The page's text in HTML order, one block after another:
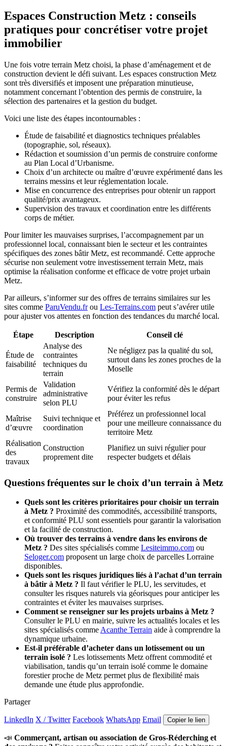
Espaces Construction Metz : conseils
pratiques pour concrétiser votre projet
immobilier
Une fois votre terrain Metz choisi, la phase d’aménagement et de
construction devient le défi suivant. Les espaces construction Metz
sont très diversifiés et imposent une préparation minutieuse,
notamment concernant l’obtention des permis de construire, la
sélection des partenaires et la gestion du budget.
Voici une liste des étapes incontournables :
Étude de faisabilité et diagnostics techniques préalables
(topographie, sol, réseaux).
Rédaction et soumission d’un permis de construire conforme
au Plan Local d’Urbanisme.
Choix d’un architecte ou maître d’œuvre expérimenté dans les
terrains messins et leur réglementation locale.
Mise en concurrence des entreprises pour obtenir un rapport
qualité/prix avantageux.
Supervision des travaux et coordination entre les différents
corps de métier.
Pour limiter les mauvaises surprises, l’accompagnement par un
professionnel local, connaissant bien le secteur et les contraintes
spécifiques des zones bâtir Metz, est recommandé. Cette approche
sécurise non seulement votre investissement terrain Metz, mais
optimise la réalisation conforme et efficace de votre projet urbain
Metz.
Par ailleurs, s’informer sur des offres de terrains similaires sur les
sites comme ParuVendu.frou Les-Terrains.com peut s’avérer utile
pour ajuster vos attentes en fonction des tendances du marché local.
Étape Description Conseil clé
Étude de
faisabilité
Analyse des
contraintes
techniques du
terrain
Ne négligez pas la qualité du sol,
surtout dans les zones proches de la
Moselle
Permis de
construire
Validation
administrative
selon PLU
Vérifiez la conformité dès le départ
pour éviter les refus
Maîtrise
d’œuvre
Suivi technique et
coordination
Préférez un professionnel local
pour une meilleure connaissance du
territoire Metz
Réalisation
des
travaux
Construction
proprement dite
Planifiez un suivi régulier pour
respecter budgets et délais
Questions fréquentes sur le choix d’un terrain à Metz
Quels sont les critères prioritaires pour choisir un terrain
à Metz ? Proximité des commodités, accessibilité transports,
et conformité PLU sont essentiels pour garantir la valorisation
et la facilité de construction.
Où trouver des terrains à vendre dans les environs de
Metz ? Des sites spécialisés comme Lesiteimmo.com ou
Seloger.com proposent un large choix de parcelles Lorraine
disponibles.
Quels sont les risques juridiques liés à l’achat d’un terrain
à bâtir à Metz ? Il faut vérifier le PLU, les servitudes, et
consulter les risques naturels via géorisques pour anticiper les
contraintes et éviter les mauvaises surprises.
Comment se renseigner sur les projets urbains à Metz ?
Consulter le PLU en mairie, suivre les actualités locales et les
sites spécialisés comme Acanthe Terrain aide à comprendre la
dynamique urbaine.
Est-il préférable d’acheter dans un lotissement ou un
terrain isolé ? Les lotissements Metz offrent commodité et
viabilisation, tandis qu’un terrain isolé comme le domaine
forestier proche de Metz permet plus de flexibilité mais
demande une étude plus approfondie.
Partager
LinkedIn X / Twitter Facebook WhatsApp Email Copier le lien
📣 Commerçant, artisan ou association de Gros-Réderching et